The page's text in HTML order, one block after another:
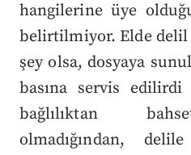
hangilerine üye
belirtilmiyor. Elde delil
şey olsa, dosyaya
basına servis
bağlılıktan
olmadığından,